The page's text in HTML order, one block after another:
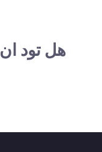
هل تود